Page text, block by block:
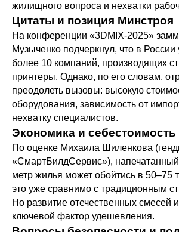
жилищного вопроса и нехватки
Цитаты и позиция Минстроя
На конференции «3DMIX-2025»
Музыченко подчеркнул, что в России
более 10 компаний, производящих
принтеры. Однако, по его словам,
преодолеть вызовы: высокую
оборудования, зависимость от
нехватку специалистов.
Экономика и себестоимость
По оценке Михаила Шиленкова
«СмартБилдСервис»),
метр жилья может обойтись в 50–75
это уже сравнимо с традиционным
Но развитие отечественных смесей
ключевой фактор удешевления.